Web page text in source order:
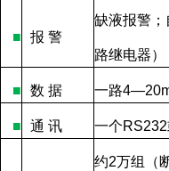
■ 报 警
缺液报警
路继电器）
■ 数 据 一路
■ 通 讯 一个RS232
约2万组（